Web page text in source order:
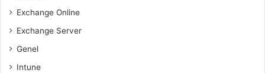
Exchange Online
Exchange Server
Genel
Intune